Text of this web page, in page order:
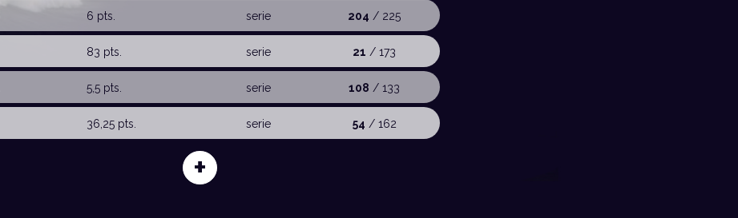
6 pts. serie 204 / 225
83 pts. serie 21 / 173
5,5 pts. serie 108 / 133
36,25 pts. serie 54 / 162
+